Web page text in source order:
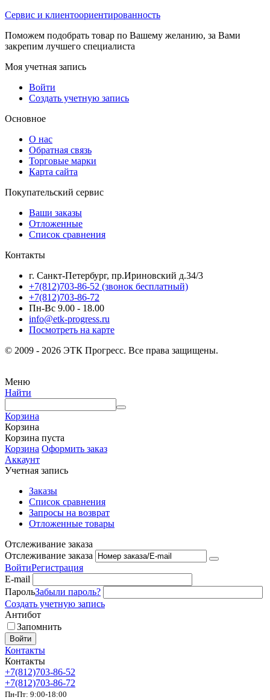
Сервис и клиентоориентированность
Поможем подобрать товар по Вашему желанию, за Вами
закрепим лучшего специалиста
Моя учетная запись
Войти
Создать учетную запись
Основное
О нас
Обратная связь
Торговые марки
Карта сайта
Покупательский сервис
Ваши заказы
Отложенные
Список сравнения
Контакты
г. Санкт-Петербург, пр.Ириновский д.34/3
+7(812)703-86-52 (звонок бесплатный)
+7(812)703-86-72
Пн-Вс 9.00 - 18.00
info@etk-progress.ru
Посмотреть на карте
© 2009 - 2026 ЭТК Прогресс. Все права защищены.
Меню
Найти
Корзина
Корзина
Корзина пуста
Корзина Оформить заказ
Аккаунт
Учетная запись
Заказы
Список сравнения
Запросы на возврат
Отложенные товары
Отслеживание заказа
Отслеживание заказа
ВойтиРегистрация
E-mail
ПарольЗабыли пароль?
Создать учетную запись
Антибот
Запомнить
Войти
Контакты
Контакты
+7(812)703-86-52
+7(812)703-86-72
Пн-Пт: 9:00-18:00